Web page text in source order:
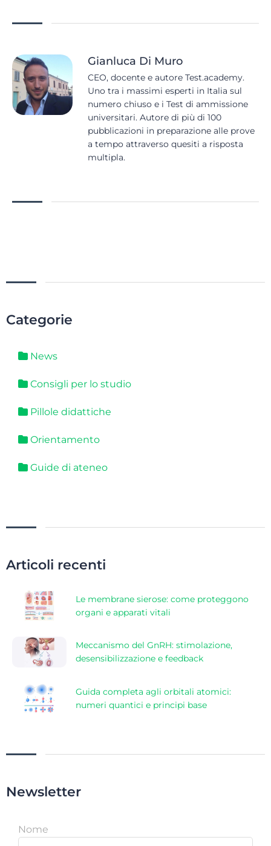
Gianluca Di Muro
CEO, docente e autore Test.academy.
Uno tra i massimi esperti in Italia sul
numero chiuso e i Test di ammissione
universitari. Autore di più di 100
pubblicazioni in preparazione alle prove
a tempo attraverso quesiti a risposta
multipla.
Categorie
News
Consigli per lo studio
Pillole didattiche
Orientamento
Guide di ateneo
Articoli recenti
Le membrane sierose: come proteggono
organi e apparati vitali
Meccanismo del GnRH: stimolazione,
desensibilizzazione e feedback
Guida completa agli orbitali atomici:
numeri quantici e principi base
Newsletter
Nome